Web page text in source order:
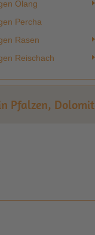
Olang
Percha
Rasen
Reischach
Pfalzen,